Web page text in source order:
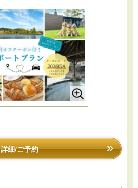
詳細/ご予約